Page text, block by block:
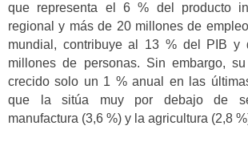
que representa el 6 % del producto
regional y más de 20 millones de
mundial, contribuye al 13 % del PIB y
millones de personas. Sin embargo,
crecido solo un 1 % anual en las
que la sitúa muy por debajo de
manufactura (3,6 %) y la agricultura (2,8